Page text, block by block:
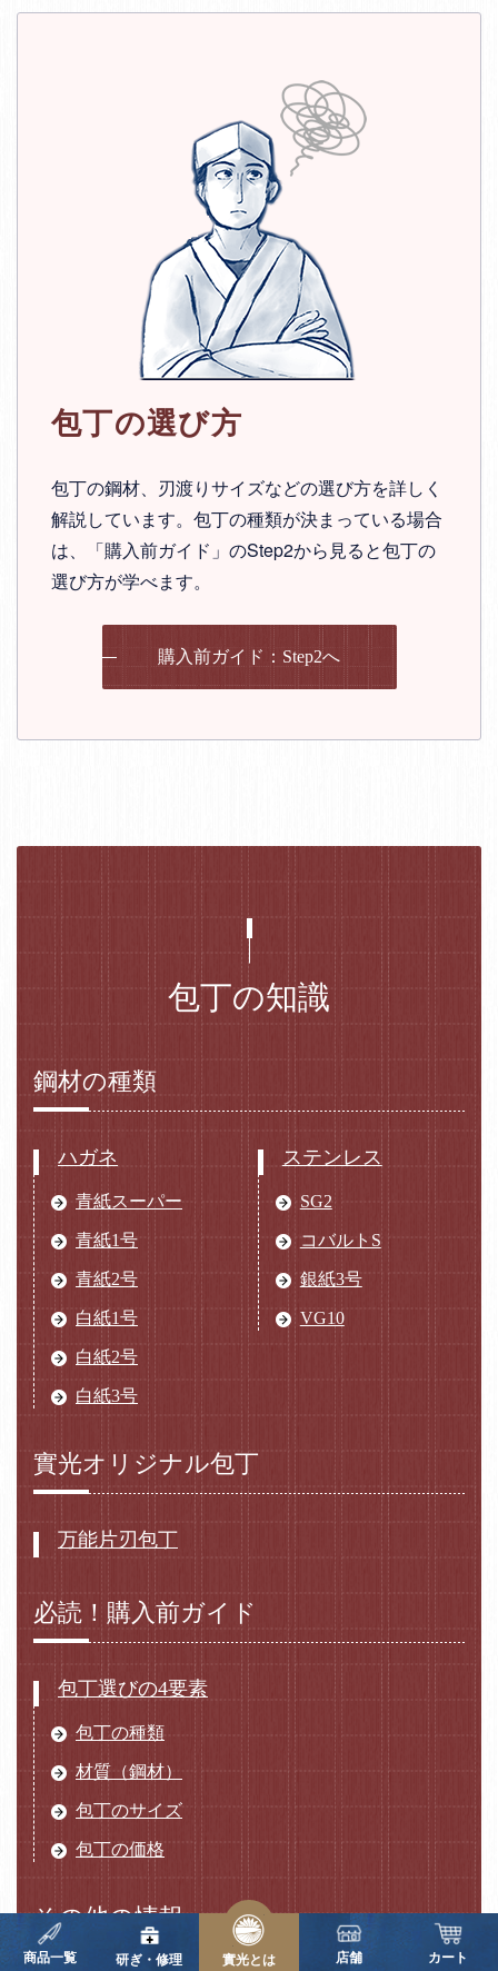
包丁の選び方
包丁の鋼材、刃渡りサイズなどの選び方を詳しく
解説しています。包丁の種類が決まっている場合
は、「購入前ガイド」のStep2から見ると包丁の
選び方が学べます。
購入前ガイド：Step2へ
包丁の知識
鋼材の種類
ハガネ
青紙スーパー
青紙1号
青紙2号
白紙1号
白紙2号
白紙3号
ステンレス
SG2
コバルトS
銀紙3号
VG10
實光オリジナル包丁
万能片刃包丁
必読！購入前ガイド
包丁選びの4要素
包丁の種類
材質（鋼材）
包丁のサイズ
包丁の価格
その他の情報
商品一覧 研ぎ・修理 實光とは 店舗 カート